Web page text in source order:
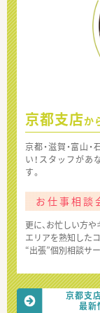
京都支店か
京都・滋賀・富山
い！スタッフがあ
す。
お仕事相談
更に、お忙しい方
エリアを熟知した
“出張”個別相談サ
京都支
最新